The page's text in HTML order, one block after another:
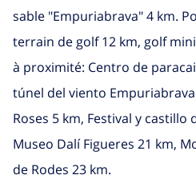
sable "Empuriabrava" 4 km.
terrain de golf 12 km, golf
à proximité: Centro de
túnel del viento
Roses 5 km, Festival y castillo
Museo Dalí Figueres 21 km,
de Rodes 23 km.